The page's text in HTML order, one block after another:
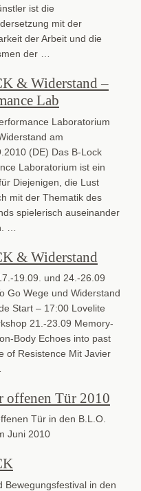
ist die
mit der
der Arbeit und die
der …
& Widerstand –
Lab
Laboratorium
am
(DE) Das B-Lock
Laboratorium ist ein
Diejenigen, die Lust
mit der Thematik des
spielerisch auseinander
…
& Widerstand
19.09. und 24.-26.09
Go Wege und Widerstand
Start – 17:00 Lovelite
21.-23.09 Memory-
Body Echoes into past
of Resistence Mit Javier
offenen Tür 2010
Tür in den B.L.O.
Juni 2010
Bewegungsfestival in den